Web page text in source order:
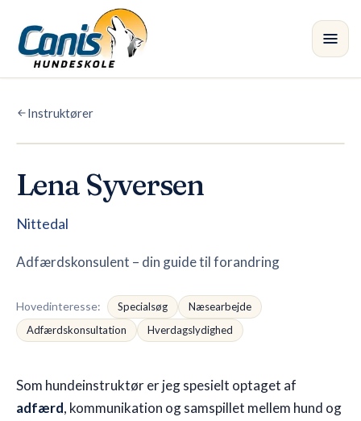
Spring til hovedindholdet
Kursus
Instruktører
Instruktører
Lena Syversen
Nittedal
Adfærdskonsulent – din guide til forandring
Hovedinteresse: Specialsøg
Næsearbejde
Adfærdskonsultation
Hverdagslydighed
Som hundeinstruktør er jeg spesielt optaget af
adfærd, kommunikation og samspillet mellem hund og